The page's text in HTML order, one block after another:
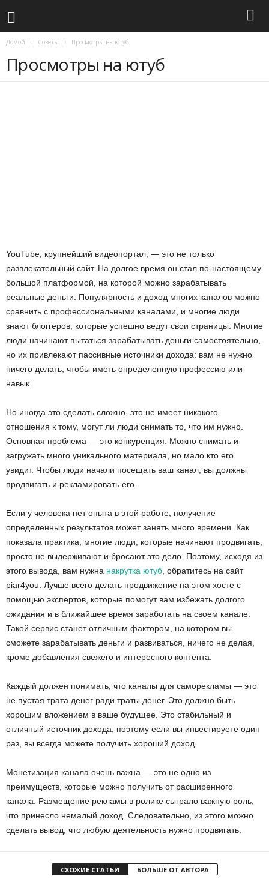
Домой Советы Просмотры на ютуб
Просмотры на ютуб
YouTube, крупнейший видеопортал, — это не только
развлекательный сайт. На долгое время он стал по-настоящему
большой платформой, на которой можно зарабатывать
реальные деньги. Популярность и доход многих каналов можно
сравнить с профессиональными каналами, и многие люди
знают блоггеров, которые успешно ведут свои страницы. Многие
люди начинают пытаться зарабатывать деньги самостоятельно,
но их привлекают пассивные источники дохода: вам не нужно
ничего делать, чтобы иметь определенную профессию или
навык.
Но иногда это сделать сложно, это не имеет никакого
отношения к тому, могут ли люди снимать то, что им нужно.
Основная проблема — это конкуренция. Можно снимать и
загружать много уникального материала, но мало кто его
увидит. Чтобы люди начали посещать ваш канал, вы должны
продвигать и рекламировать его.
Если у человека нет опыта в этой работе, получение
определенных результатов может занять много времени. Как
показала практика, многие люди, которые начинают продвигать,
просто не выдерживают и бросают это дело. Поэтому, исходя из
этого вывода, вам нужна накрутка ютуб , обратитесь на сайт
piar4you. Лучше всего делать продвижение на этом хосте с
помощью экспертов, которые помогут вам избежать долгого
ожидания и в ближайшее время заработать на своем канале.
Такой сервис станет отличным фактором, на котором вы
сможете зарабатывать деньги и развиваться, ничего не делая,
кроме добавления свежего и интересного контента.
Каждый должен понимать, что каналы для саморекламы — это
не пустая трата денег ради траты денег. Это должно быть
хорошим вложением в ваше будущее. Это стабильный и
отличный источник дохода, поэтому если вы инвестируете один
раз, вы всегда можете получить хороший доход.
Монетизация канала очень важна — это не одно из
преимуществ, которые можно получить от расширенного
канала. Размещение рекламы в ролике сыграло важную роль,
что принесло немалый доход. Следовательно, из этого можно
сделать вывод, что любую деятельность нужно продвигать.
СХОЖИЕ СТАТЬИ БОЛЬШЕ ОТ АВТОРА